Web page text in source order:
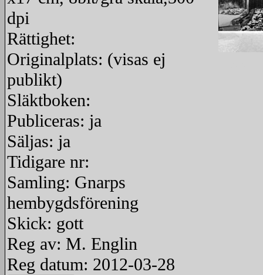
dpi
Rättighet:
Originalplats: (visas ej
publikt)
Släktboken:
Publiceras: ja
Säljas: ja
Tidigare nr:
Samling: Gnarps
hembygdsförening
Skick: gott
Reg av: M. Englin
Reg datum: 2012-03-28